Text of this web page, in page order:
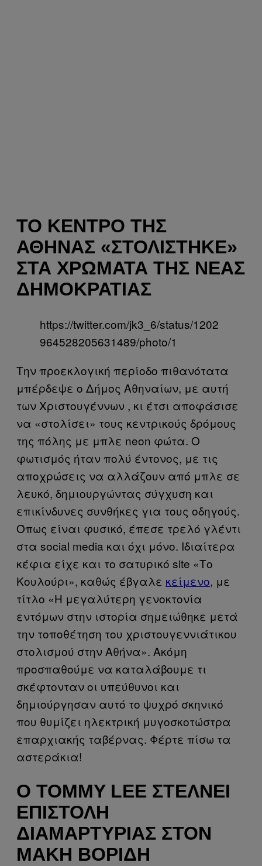
ΤΟ ΚΈΝΤΡΟ ΤΗΣ
ΑΘΉΝΑΣ «ΣΤΟΛΊΣΤΗΚΕ»
ΣΤΑ ΧΡΏΜΑΤΑ ΤΗΣ ΝΈΑΣ
ΔΗΜΟΚΡΑΤΊΑΣ
https://twitter.com/jk3_6/status/1202
964528205631489/photo/1
Την προεκλογική περίοδο πιθανότατα
μπέρδεψε ο Δήμος Αθηναίων, με αυτή
των Χριστουγέννων , κι έτσι αποφάσισε
να «στολίσει» τους κεντρικούς δρόμους
της πόλης με μπλε neon φώτα. Ο
φωτισμός ήταν πολύ έντονος, με τις
αποχρώσεις να αλλάζουν από μπλε σε
λευκό, δημιουργώντας σύγχυση και
επικίνδυνες συνθήκες για τους οδηγούς.
Όπως είναι φυσικό, έπεσε τρελό γλέντι
στα social media και όχι μόνο. Ιδιαίτερα
κέφια είχε και το σατυρικό site «Το
Κουλούρι», καθώς έβγαλε κείμενο, με
τίτλο «Η μεγαλύτερη γενοκτονία
εντόμων στην ιστορία σημειώθηκε μετά
την τοποθέτηση του χριστουγεννιάτικου
στολισμού στην Αθήνα». Ακόμη
προσπαθούμε να καταλάβουμε τι
σκέφτονταν οι υπεύθυνοι και
δημιούργησαν αυτό το ψυχρό σκηνικό
που θυμίζει ηλεκτρική μυγοσκοτώστρα
επαρχιακής ταβέρνας. Φέρτε πίσω τα
αστεράκια!
Ο TOMMY LEE ΣΤΈΛΝΕΙ
ΕΠΙΣΤΟΛΉ
ΔΙΑΜΑΡΤΥΡΊΑΣ ΣΤΟΝ
ΜΆΚΗ ΒΟΡΊΔΗ